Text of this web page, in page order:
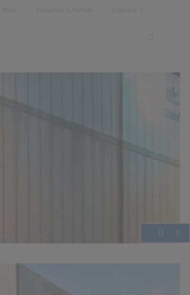
Store Encuentra tu Partner Idioma